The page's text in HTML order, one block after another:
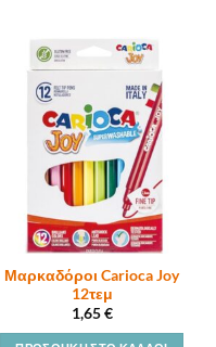
Μαρκαδόροι Carioca Joy
12τεμ
1,65€